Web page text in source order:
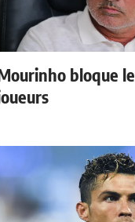
bloque